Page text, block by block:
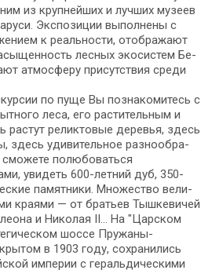
из круп­ней­ших и луч­ших му­зеев
Экспозиции выполнены с
к реальности, отображают
лесных экосистем Бе­
ат­мо­сфе­ру присутствия сре­ди
по пуще Вы по­зна­ко­ми­тесь с
ле­са, его растительным и
реликтовые де­ре­вья, здесь
здесь уди­ви­тель­ное раз­но­об­ра­
по­лю­бо­вать­ся
уви­деть 600-летний дуб, 350-
па­мят­ни­ки. Множество ве­ли­
кра­я­ми — от бра­тьев Тыш­ке­ви­чей
и Ни­ко­лая II… На "Царском
шос­се Пружаны-
в 1903 го­ду, со­хра­ни­лись
им­пе­рии с геральдическими